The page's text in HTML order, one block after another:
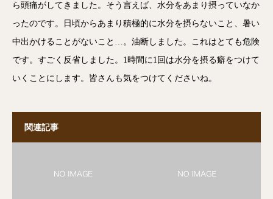
ら頭痛がしてきました。そう言えば、水分をあまり摂っていなか
ったのです。日頃からあまり積極的に水分を摂らないこと、暑い
中出かけることがないこと…。油断しました。これはとても危険
です。すごく反省しました。1時間に1回は水分を摂る癖をつけて
いくことにします。皆さんも気をつけてくださいね。
関連記事